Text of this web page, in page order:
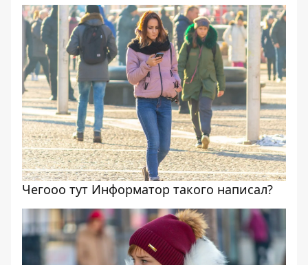
Чегооо тут Информатор такого написал?